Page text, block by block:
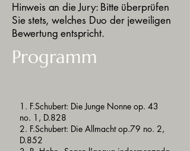
Hinweis an die Jury: Bitte überprüfen
Sie stets, welches Duo der jeweiligen
Bewertung entspricht.
Programm
1. F.Schubert: Die Junge Nonne op. 43
no. 1, D.828
2. F.Schubert: Die Allmacht op.79 no. 2,
D.852